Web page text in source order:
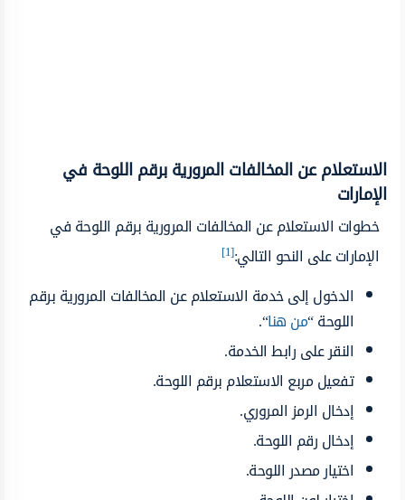
الاستعلام عن المخالفات المرورية برقم اللوحة في
الإمارات
خطوات الاستعلام عن المخالفات المرورية برقم اللوحة في
الإمارات على النحو التالي:[1]
الدخول إلى خدمة الاستعلام عن المخالفات المرورية برقم
اللوحة “من هنا“.
النقر على رابط الخدمة.
تفعيل مربع الاستعلام برقم اللوحة.
إدخال الرمز المروري.
إدخال رقم اللوحة.
اختيار مصدر اللوحة.